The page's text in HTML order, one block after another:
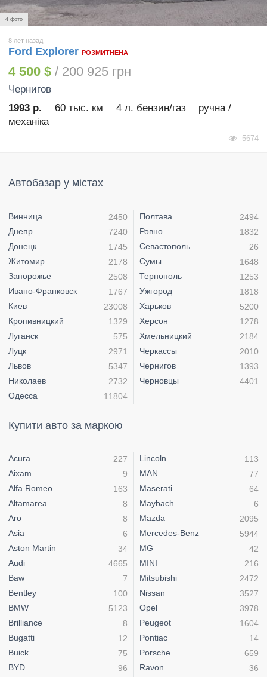
4 фото
8 лет назад
Ford Explorer РОЗМИТНЕНА
4 500 $ / 200 925 грн
Чернигов
1993 р.
60 тыс. км 4 л. бензин/газ
ручна /
механіка
5674
Автобазар у містах
Винница
2450
Днепр
7240
Донецк
1745
Житомир
2178
Запорожье
2508
Ивано-Франковск
1767
Киев
23008
Кропивницкий
1329
Луганск
575
Луцк
2971
Львов
5347
Николаев
2732
Одесса
11804
Полтава
2494
Ровно
1832
Севастополь
26
Сумы
1648
Тернополь
1253
Ужгород
1818
Харьков
5200
Херсон
1278
Хмельницкий
2184
Черкассы
2010
Чернигов
1393
Черновцы
4401
Купити авто за маркою
Acura
227
Aixam
9
Alfa Romeo
163
Altamarea
8
Aro
8
Asia
6
Aston Martin
34
Audi
4665
Baw
7
Bentley
100
BMW
5123
Brilliance
8
Bugatti
12
Buick
75
BYD
96
Lincoln
113
MAN
77
Maserati
64
Maybach
6
Mazda
2095
Mercedes-Benz
5944
MG
42
MINI
216
Mitsubishi
2472
Nissan
3527
Opel
3978
Peugeot
1604
Pontiac
14
Porsche
659
Ravon
36